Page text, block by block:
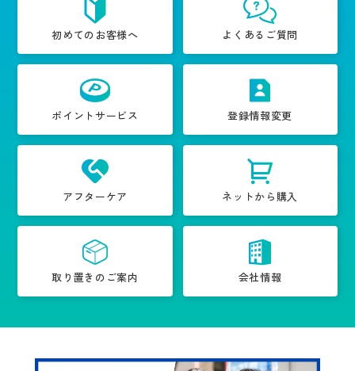
初めてのお客様へ よくあるご質問
ポイントサービス 登録情報変更
アフターケア ネットから購入
取り置きのご案内 会社情報